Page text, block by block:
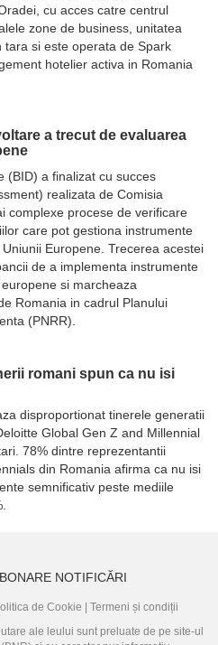
cu acces catre centrul
zone de business, unitatea
tara si este operata de Spark
hotelier activa in Romania
a trecut de evaluarea
(BID) a finalizat cu succes
realizata de Comisia
complexe procese de verificare
care pot gestiona instrumente
Europene. Trecerea acestei
de a implementa instrumente
si marcheaza
Romania in cadrul Planului
(PNRR).
romani spun ca nu isi
disproportionat tinerele generatii
Global Gen Z and Millennial
78% dintre reprezentantii
din Romania afirma ca nu isi
semnificativ peste mediile
NOTIFICĂRI
de Cookie
Termeni și condiții
ale leului sunt preluate de pe site-ul